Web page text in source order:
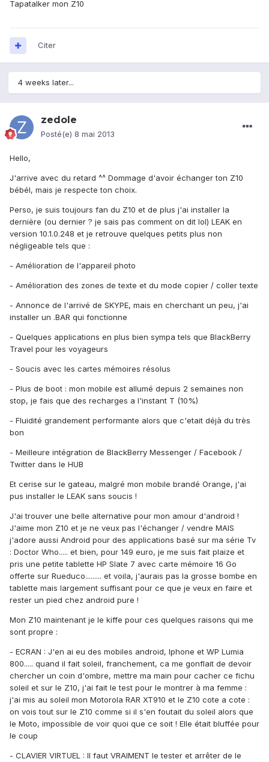
Tapatalker mon Z10
Citer
4 weeks later...
zedole
Posté(e) 8 mai 2013
Hello,
J'arrive avec du retard ^^ Dommage d'avoir échanger ton Z10
bébél, mais je respecte ton choix.
Perso, je suis toujours fan du Z10 et de plus j'ai installer la
dernière (ou dernier ? je sais pas comment on dit lol) LEAK en
version 10.1.0.248 et je retrouve quelques petits plus non
négligeable tels que :
- Amélioration de l'appareil photo
- Amélioration des zones de texte et du mode copier / coller texte
- Annonce de l'arrivé de SKYPE, mais en cherchant un peu, j'ai
installer un .BAR qui fonctionne
- Quelques applications en plus bien sympa tels que BlackBerry
Travel pour les voyageurs
- Soucis avec les cartes mémoires résolus
- Plus de boot : mon mobile est allumé depuis 2 semaines non
stop, je fais que des recharges a l'instant T (10%)
- Fluidité grandement performante alors que c'etait déjà du très
bon
- Meilleure intégration de BlackBerry Messenger / Facebook /
Twitter dans le HUB
Et cerise sur le gateau, malgré mon mobile brandé Orange, j'ai
pus installer le LEAK sans soucis !
J'ai trouver une belle alternative pour mon amour d'android !
J'aime mon Z10 et je ne veux pas l'échanger / vendre MAIS
j'adore aussi Android pour des applications basé sur ma série Tv
: Doctor Who..... et bien, pour 149 euro, je me suis fait plaize et
pris une petite tablette HP Slate 7 avec carte mémoire 16 Go
offerte sur Rueduco......... et voila, j'aurais pas la grosse bombe en
tablette mais largement suffisant pour ce que je veux en faire et
rester un pied chez android pure !
Mon Z10 maintenant je le kiffe pour ces quelques raisons qui me
sont propre :
- ECRAN : J'en ai eu des mobiles android, Iphone et WP Lumia
800..... quand il fait soleil, franchement, ca me gonflait de devoir
chercher un coin d'ombre, mettre ma main pour cacher ce fichu
soleil et sur le Z10, j'ai fait le test pour le montrer à ma femme :
j'ai mis au soleil mon Motorola RAR XT910 et le Z10 cote a cote :
on vois tout sur le Z10 comme si il s'en foutait du soleil alors que
le Moto, impossible de voir quoi que ce soit ! Elle était bluffée pour
le coup
- CLAVIER VIRTUEL : Il faut VRAIMENT le tester et arrêter de le